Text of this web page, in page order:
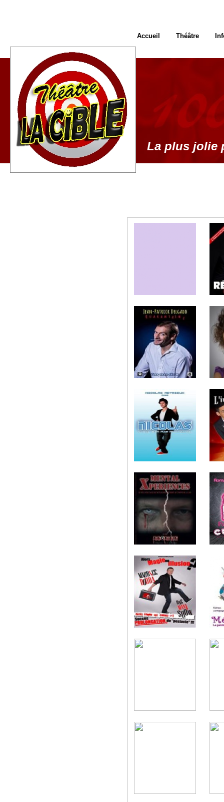
La plus jolie
Accueil Théâtre